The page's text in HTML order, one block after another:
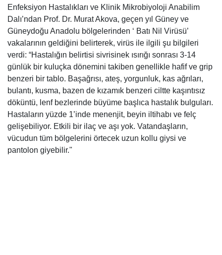
Enfeksiyon Hastalıkları ve Klinik Mikrobiyoloji Anabilim
Dalı’ndan Prof. Dr. Murat Akova, geçen yıl Güney ve
Güneydoğu Anadolu bölgelerinden ‘ Batı Nil Virüsü’
vakalarının geldiğini belirterek, virüs ile ilgili şu bilgileri
verdi: “Hastalığın belirtisi sivrisinek ısırığı sonrası 3-14
günlük bir kuluçka dönemini takiben genellikle hafif ve grip
benzeri bir tablo. Başağrısı, ateş, yorgunluk, kas ağrıları,
bulantı, kusma, bazen de kızamık benzeri ciltte kaşıntısız
döküntü, lenf bezlerinde büyüme başlıca hastalık bulguları.
Hastaların yüzde 1’inde menenjit, beyin iltihabı ve felç
gelişebiliyor. Etkili bir ilaç ve aşı yok. Vatandaşların,
vücudun tüm bölgelerini örtecek uzun kollu giysi ve
pantolon giyebilir."